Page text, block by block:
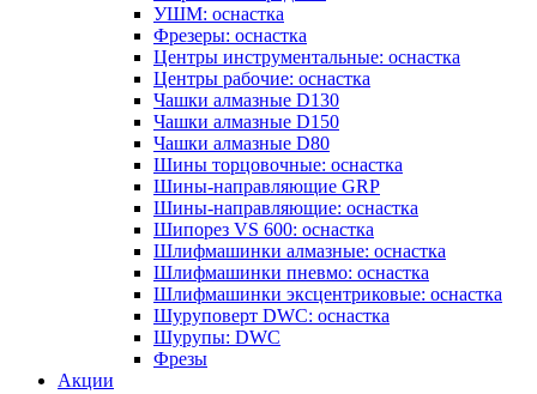
УШМ: оснастка
Фрезеры: оснастка
Центры инструментальные: оснастка
Центры рабочие: оснастка
Чашки алмазные D130
Чашки алмазные D150
Чашки алмазные D80
Шины торцовочные: оснастка
Шины-направляющие GRP
Шины-направляющие: оснастка
Шипорез VS 600: оснастка
Шлифмашинки алмазные: оснастка
Шлифмашинки пневмо: оснастка
Шлифмашинки эксцентриковые: оснастка
Шуруповерт DWC: оснастка
Шурупы: DWC
Фрезы
Акции